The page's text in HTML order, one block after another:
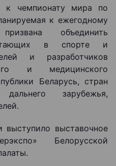
к чемпионату мира по
к ежегодному
объединить
в спорте и
и разработчиков
и медицинского
Беларусь, стран
зарубежья,
выступило выставочное
Белорусской